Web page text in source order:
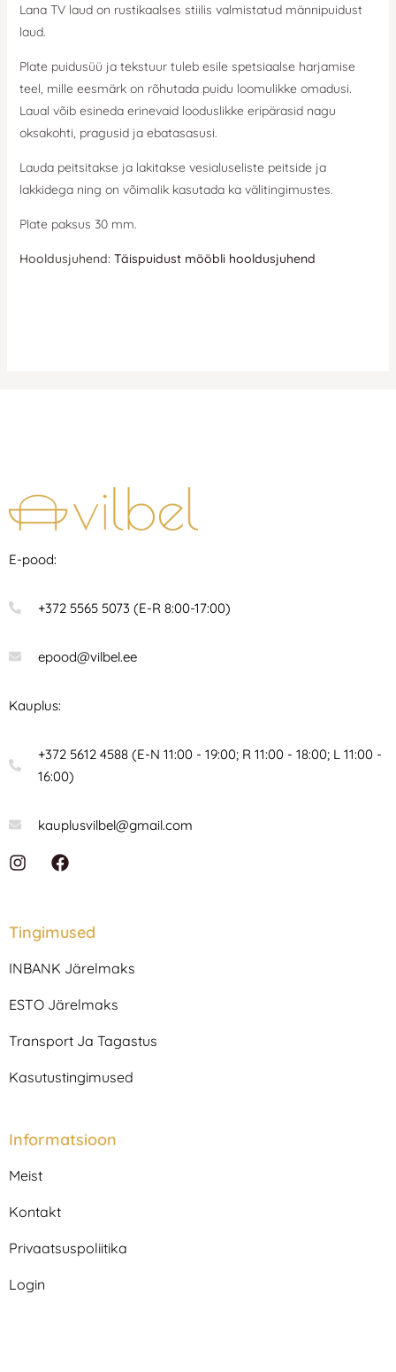
Lana TV laud on rustikaalses stiilis valmistatud männipuidust
laud.
Plate puidusüü ja tekstuur tuleb esile spetsiaalse harjamise
teel, mille eesmärk on rõhutada puidu loomulikke omadusi.
Laual võib esineda erinevaid looduslikke eripärasid nagu
oksakohti, pragusid ja ebatasasusi.
Lauda peitsitakse ja lakitakse vesialuseliste peitside ja
lakkidega ning on võimalik kasutada ka välitingimustes.
Plate paksus 30 mm.
Hooldusjuhend: Täispuidust mööbli hooldusjuhend
E-pood:
+372 5565 5073 (E-R 8:00-17:00)
epood@vilbel.ee
Kauplus:
+372 5612 4588 (E-N 11:00 - 19:00; R 11:00 - 18:00; L 11:00 -
16:00)
kauplusvilbel@gmail.com
I
a
r
m
F
a
b
o
Tingimused
INBANK Järelmaks
ESTO Järelmaks
Transport Ja Tagastus
Kasutustingimused
Informatsioon
Meist
Kontakt
Privaatsuspoliitika
Login